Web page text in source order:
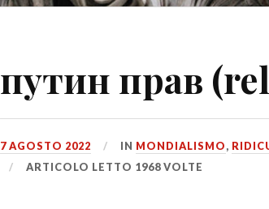
путин прав
7 AGOSTO 2022 IN MONDIALISMO,
ARTICOLO LETTO 1968 VOLTE